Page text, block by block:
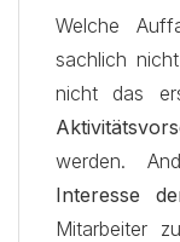
Welche
sachlich
nicht das
werden.
Interesse
Mitarbeiter